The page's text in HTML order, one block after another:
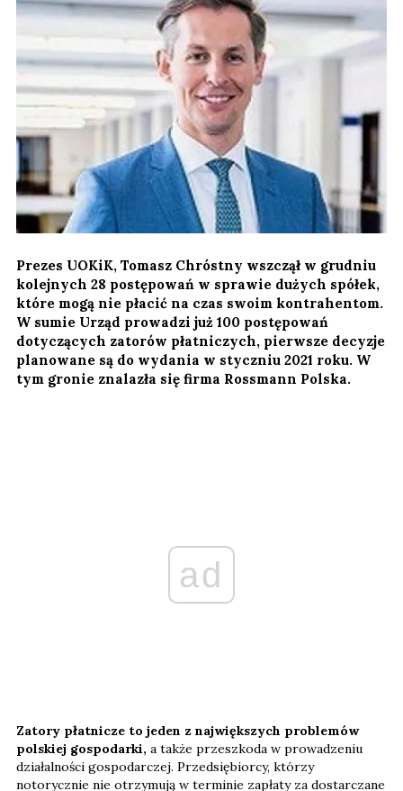
Prezes UOKiK, Tomasz Chróstny wszczął w grudniu
kolejnych 28 postępowań w sprawie dużych spółek,
które mogą nie płacić na czas swoim kontrahentom.
W sumie Urząd prowadzi już 100 postępowań
dotyczących zatorów płatniczych, pierwsze decyzje
planowane są do wydania w styczniu 2021 roku. W
tym gronie znalazła się firma Rossmann Polska.
ad
Zatory płatnicze to jeden z największych problemów
polskiej gospodarki, a także przeszkoda w prowadzeniu
działalności gospodarczej. Przedsiębiorcy, którzy
notorycznie nie otrzymują w terminie zapłaty za dostarczane